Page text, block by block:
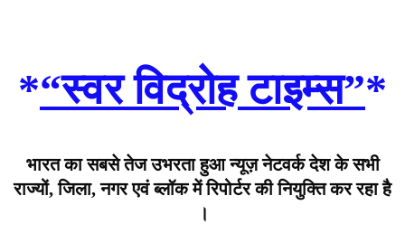
*“स्वर विद्रोह टाइम्स”*
भारत का सबसे तेज उभरता हुआ न्यूज़ नेटवर्क देश के सभी
राज्यों, जिला, नगर एवं ब्लॉक में रिपोर्टर की नियुक्ति कर रहा है
।